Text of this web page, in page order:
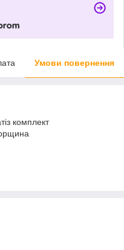
Умови повернення
комплект